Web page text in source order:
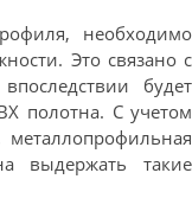
необходимо
Это связано с
будет
полотна. С учетом
металлопрофильная
выдержать такие